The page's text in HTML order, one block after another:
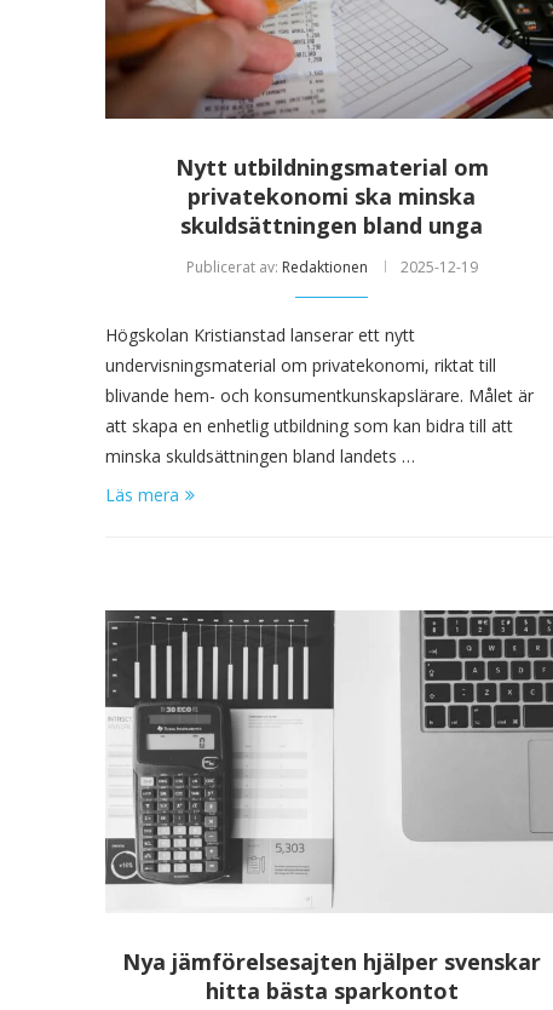
Nytt utbildningsmaterial om
privatekonomi ska minska
skuldsättningen bland unga
Publicerat av: Redaktionen 2025-12-19
Högskolan Kristianstad lanserar ett nytt
undervisningsmaterial om privatekonomi, riktat till
blivande hem- och konsumentkunskapslärare. Målet är
att skapa en enhetlig utbildning som kan bidra till att
minska skuldsättningen bland landets …
Läs mera
Nya jämförelsesajten hjälper svenskar
hitta bästa sparkontot